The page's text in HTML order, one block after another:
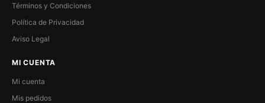
Términos y Condiciones
Política de Privacidad
Aviso Legal
MI CUENTA
Mi cuenta
Mis pedidos